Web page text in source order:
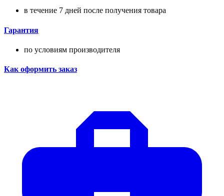
в течение 7 дней после получения товара
Гарантия
по условиям производителя
Как оформить заказ